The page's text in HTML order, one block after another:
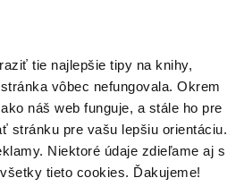
tie najlepšie tipy na knihy,
vôbec nefungovala. Okrem
náš web funguje, a stále ho pre
stránku pre vašu lepšiu orientáciu.
Niektoré údaje zdieľame aj s
tieto cookies. Ďakujeme!